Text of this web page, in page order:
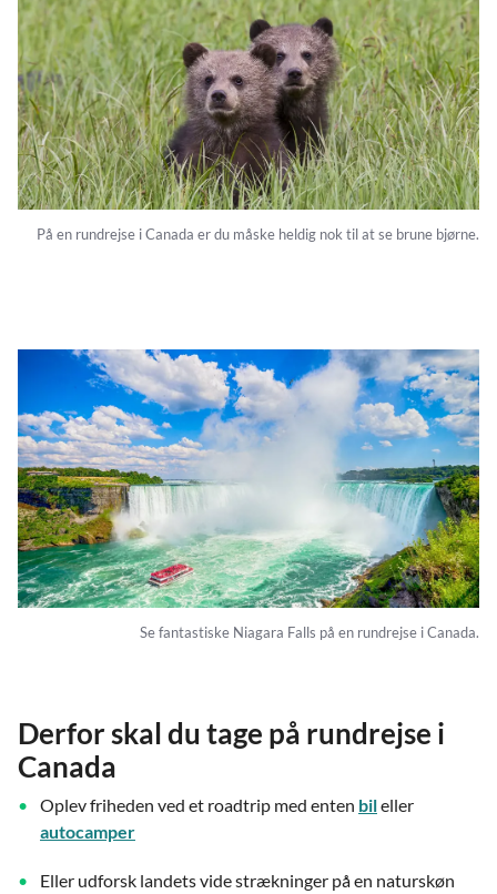
På en rundrejse i Canada er du måske heldig nok til at se brune bjørne.
Se fantastiske Niagara Falls på en rundrejse i Canada.
Derfor skal du tage på rundrejse i
Canada
Oplev friheden ved et roadtrip med enten bileller
autocamper
Eller udforsk landets vide strækninger på en naturskøn